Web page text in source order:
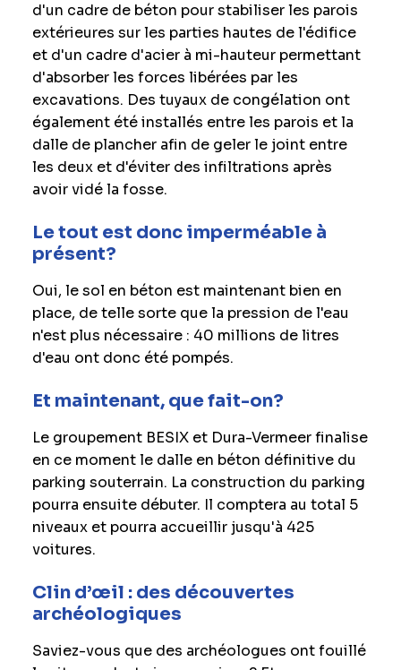
d'un cadre de béton pour stabiliser les parois
extérieures sur les parties hautes de l'édifice
et d'un cadre d'acier à mi-hauteur permettant
d'absorber les forces libérées par les
excavations. Des tuyaux de congélation ont
également été installés entre les parois et la
dalle de plancher afin de geler le joint entre
les deux et d'éviter des infiltrations après
avoir vidé la fosse.
Le tout est donc imperméable à
présent?
Oui, le sol en béton est maintenant bien en
place, de telle sorte que la pression de l'eau
n'est plus nécessaire : 40 millions de litres
d'eau ont donc été pompés.
Et maintenant, que fait-on?
Le groupement BESIX et Dura-Vermeer finalise
en ce moment le dalle en béton définitive du
parking souterrain. La construction du parking
pourra ensuite débuter. Il comptera au total 5
niveaux et pourra accueillir jusqu'à 425
voitures.
Clin d’œil : des découvertes
archéologiques
Saviez-vous que des archéologues ont fouillé